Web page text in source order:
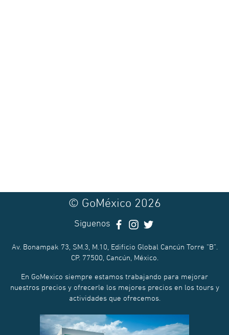
© GoMéxico 2026
Siguenos
Av. Bonampak 73, SM.3, M.10, Edificio Global Cancún Torre “B”.
CP. 77500, Cancún, México.
En GoMexico siempre estamos trabajando para mejorar
nuestros precios y ofrecerle los mejores precios en los tours y
actividades que ofrecemos.